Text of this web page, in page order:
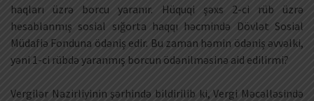
haqları üzrə borcu yaranır. Hüquqi şəxs 2-ci rüb üzrə
hesablanmış sosial sığorta haqqı həcmində Dövlət Sosial
Müdafiə Fonduna ödəniş edir. Bu zaman həmin ödəniş əvvəlki,
yəni 1-ci rübdə yaranmış borcun ödənilməsinə aid edilirmi?
Vergilər Nazirliyinin şərhində bildirilib ki, Vergi Məcəlləsində